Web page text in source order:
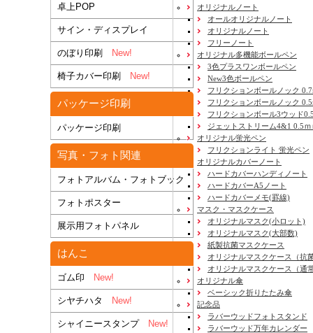
卓上POP
サイン・ディスプレイ
のぼり印刷 New!
椅子カバー印刷 New!
パッケージ印刷
パッケージ印刷
写真・フォト関連
フォトアルバム・フォトブック
フォトポスター
展示用フォトパネル
はんこ
ゴム印 New!
シヤチハタ New!
シャイニースタンプNew!
オリジナルノート
オールオリジナルノート
オリジナルノート
フリーノート
オリジナル多機能ボールペン
3色プラスワンボールペン
New3色ボールペン
フリクションボールノック
フリクションボールノック
フリクションボール3ウッド
ジェットストリーム4&1 0.5ｍ
オリジナル蛍光ペン
フリクションライト 蛍光ペン
オリジナルカバーノート
ハードカバーハンディノート
ハードカバーA5ノート
ハードカバーメモ(罫線)
マスク・マスクケース
オリジナルマスク(小ロット)
オリジナルマスク(大部数)
紙製抗菌マスクケース
オリジナルマスクケース（抗
オリジナルマスクケース（通
オリジナル傘
ベーシック折りたたみ傘
記念品
ラバーウッドフォトスタンド
ラバーウッド万年カレンダー